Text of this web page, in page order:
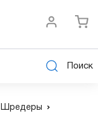
Поиск
Шредеры